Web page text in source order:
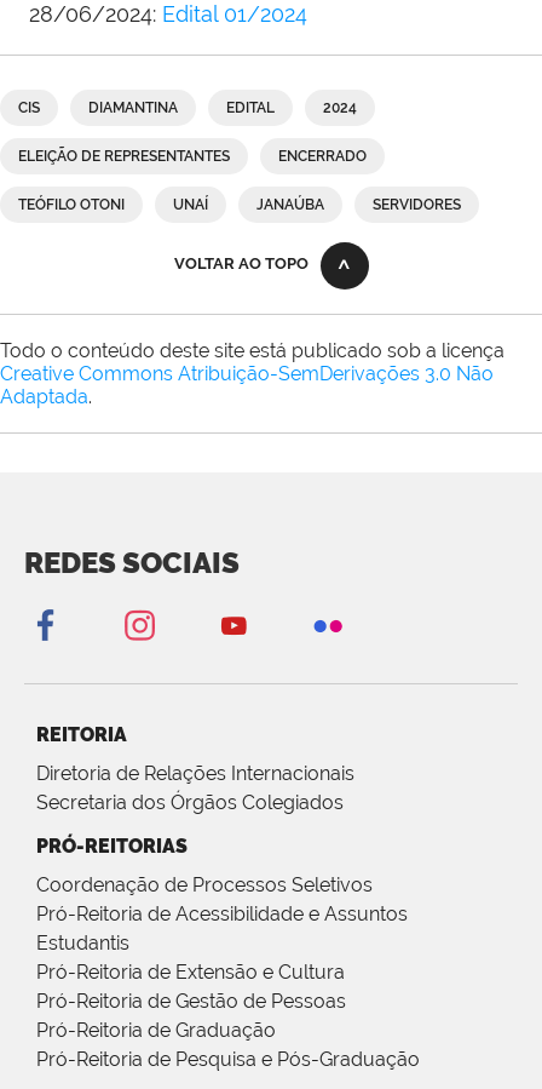
28/06/2024: Edital 01/2024
CIS DIAMANTINA EDITAL 2024
ELEIÇÃO DE REPRESENTANTES ENCERRADO
TEÓFILO OTONI UNAÍ JANAÚBA SERVIDORES
VOLTAR AO TOPO
Todo o conteúdo deste site está publicado sob a licença
Creative Commons Atribuição-SemDerivações 3.0 Não
Adaptada.
REDES SOCIAIS
REITORIA
Diretoria de Relações Internacionais
Secretaria dos Órgãos Colegiados
PRÓ-REITORIAS
Coordenação de Processos Seletivos
Pró-Reitoria de Acessibilidade e Assuntos
Estudantis
Pró-Reitoria de Extensão e Cultura
Pró-Reitoria de Gestão de Pessoas
Pró-Reitoria de Graduação
Pró-Reitoria de Pesquisa e Pós-Graduação